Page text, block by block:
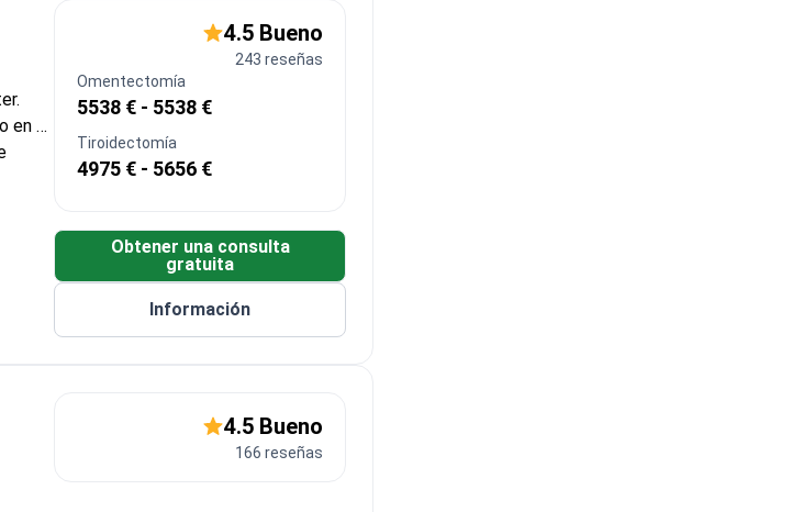
en el
4.5 Bueno
243 reseñas
Omentectomía
5538 € - 5538 €
Tiroidectomía
4975 € - 5656 €
Obtener una consulta
gratuita
Información
4.5 Bueno
166 reseñas